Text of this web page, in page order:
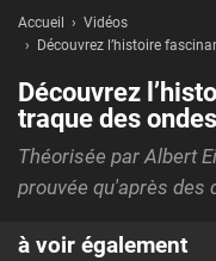
Accueil
Vidéos
Découvrez l’histoire
Découvrez
traque des
Théorisée par Albert
prouvée qu'après des
à voir également